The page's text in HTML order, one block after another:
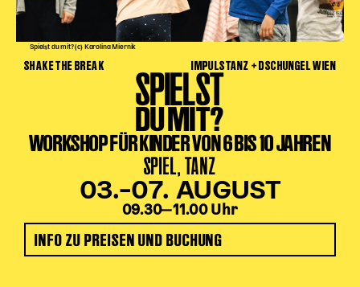
Spielst du mit? (c) Karolina Miernik
SHAKE THE BREAK IMPULSTANZ + DSCHUNGEL WIEN
SPIELST
DU MIT?
WORKSHOP FÜR KINDER VON 6 BIS 10 JAHREN
SPIEL, TANZ
03.–07. AUGUST
09.30‒11.00 Uhr
INFO ZU PREISEN UND BUCHUNG